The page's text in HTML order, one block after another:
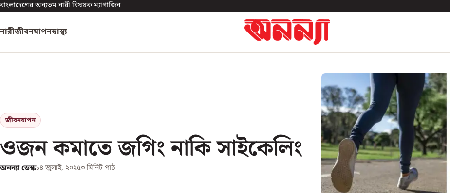
বাংলাদেশের অন্যতম নারী বিষয়ক ম্যাগাজিন
নারীজীবনযাপনস্বাস্থ্য
জীবনযাপন
ওজন কমাতে জগিং নাকি সাইকেলিং
অনন্যা ডেস্ক১৪ জুলাই, ২০২৫৩ মিনিট পাঠ